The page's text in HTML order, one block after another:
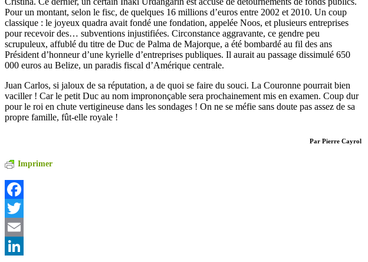
Pour un montant, selon le fisc, de quelques 16 millions d’euros entre 2002 et 2010. Un coup
classique : le joyeux quadra avait fondé une fondation, appelée Noos, et plusieurs entreprises
pour recevoir des… subventions injustifiées. Circonstance aggravante, ce gendre peu
scrupuleux, affublé du titre de Duc de Palma de Majorque, a été bombardé au fil des ans
Président d’honneur d’une kyrielle d’entreprises publiques. Il aurait au passage dissimulé 650
000 euros au Belize, un paradis fiscal d’Amérique centrale.
Juan Carlos, si jaloux de sa réputation, a de quoi se faire du souci. La Couronne pourrait bien
vaciller ! Car le petit Duc au nom imprononçable sera prochainement mis en examen. Coup dur
pour le roi en chute vertigineuse dans les sondages ! On ne se méfie sans doute pas assez de sa
propre famille, fût-elle royale !
Par Pierre Cayrol
Imprimer
Facebook
Twitter
Email